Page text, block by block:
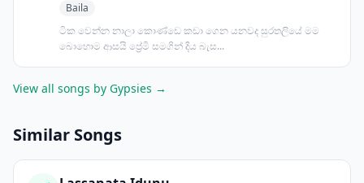
Baila
ටික වෙන්න නාලා කොණ්ඩෙ කඩා ගෙන යනවද සුරතලියේ මම
බොහොම ආසයි ප්‍රේමි සමගින් දිය බැස...
View all songs by Gypsies →
Similar Songs